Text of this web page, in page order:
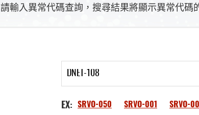
請輸入異常代碼查詢，搜尋結果將顯示異常代碼
EX: SRVO-050 SRVO-001 SRVO-